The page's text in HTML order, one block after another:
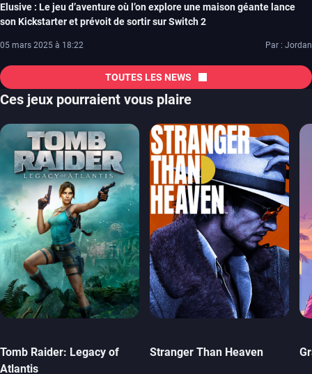
Elusive : Le jeu d’aventure où l’on explore une maison géante lance
son Kickstarter et prévoit de sortir sur Switch 2
05 mars 2025 à 18:22 Par : Jordan
TOUTES LES NEWS
Ces jeux pourraient vous plaire
Tomb Raider: Legacy of
Atlantis
Stranger Than Heaven